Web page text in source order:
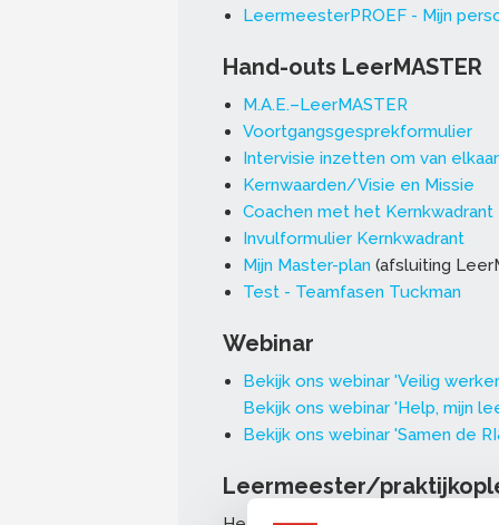
LeermeesterPROEF - Mijn
Hand-outs LeerMASTER
M.A.E.–LeerMASTER
Voortgangsgesprekformulier
Intervisie inzetten om van
Kernwaarden/Visie en Missie
Coachen met het Kernkwadrant
Invulformulier Kernkwadrant
Mijn Master-plan (afsluiting
Test - Teamfasen Tuckman
Webinar
Bekijk ons webinar 'Veilig
Bekijk ons webinar 'Help, mijn
Bekijk ons webinar 'Samen de
Leermeester/